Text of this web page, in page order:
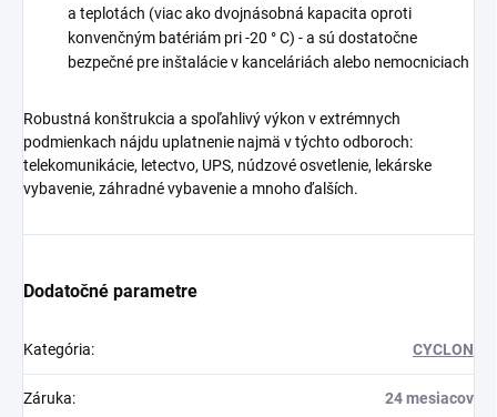
a teplotách (viac ako dvojnásobná kapacita oproti
konvenčným batériám pri -20 ° C) - a sú dostatočne
bezpečné pre inštalácie v kanceláriách alebo nemocniciach
Robustná konštrukcia a spoľahlivý výkon v extrémnych
podmienkach nájdu uplatnenie najmä v týchto odboroch:
telekomunikácie, letectvo, UPS, núdzové osvetlenie, lekárske
vybavenie, záhradné vybavenie a mnoho ďalších.
Dodatočné parametre
Kategória: CYCLON
Záruka: 24 mesiacov